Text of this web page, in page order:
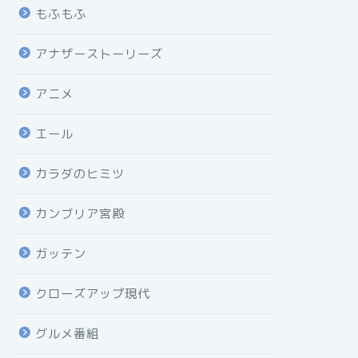
もふもふ
アナザーストーリーズ
アニメ
エール
カラダのヒミツ
カンブリア宮殿
ガッテン
クローズアップ現代
グルメ番組